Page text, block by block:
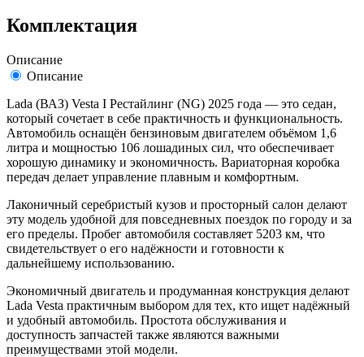
Комплектация
Описание
Описание
Lada (ВАЗ) Vesta I Рестайлинг (NG) 2025 года — это седан,
который сочетает в себе практичность и функциональность.
Автомобиль оснащён бензиновым двигателем объёмом 1,6
литра и мощностью 106 лошадиных сил, что обеспечивает
хорошую динамику и экономичность. Вариаторная коробка
передач делает управление плавным и комфортным.
Лаконичный серебристый кузов и просторный салон делают
эту модель удобной для повседневных поездок по городу и за
его пределы. Пробег автомобиля составляет 5203 км, что
свидетельствует о его надёжности и готовности к
дальнейшему использованию.
Экономичный двигатель и продуманная конструкция делают
Lada Vesta практичным выбором для тех, кто ищет надёжный
и удобный автомобиль. Простота обслуживания и
доступность запчастей также являются важными
преимуществами этой модели.